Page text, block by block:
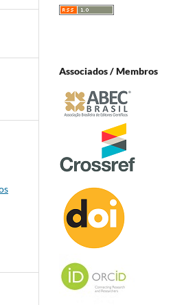
Associados / Membros